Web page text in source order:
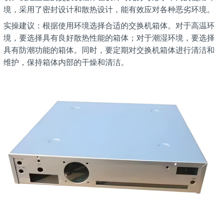
境，采用了密封设计和散热设计，能有效应对各种恶劣环境。
实操建议：根据使用环境选择合适的交换机箱体。对于高温环
境，要选择具有良好散热性能的箱体；对于潮湿环境，要选择
具有防潮功能的箱体。同时，要定期对交换机箱体进行清洁和
维护，保持箱体内部的干燥和清洁。